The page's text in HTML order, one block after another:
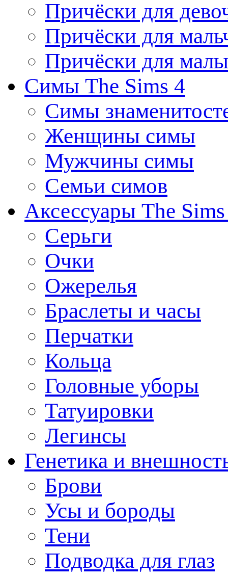
Причёски для
Причёски для
Причёски для
Симы The Sims 4
Симы
Женщины симы
Мужчины симы
Семьи симов
Аксессуары The
Серьги
Очки
Ожерелья
Браслеты и часы
Перчатки
Кольца
Головные уборы
Татуировки
Легинсы
Генетика и
Брови
Усы и бороды
Тени
Подводка для глаз